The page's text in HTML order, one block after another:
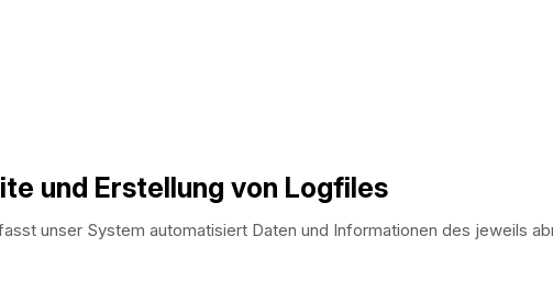
und Erstellung von Logfiles
unser System automatisiert Daten und Informationen des jeweils